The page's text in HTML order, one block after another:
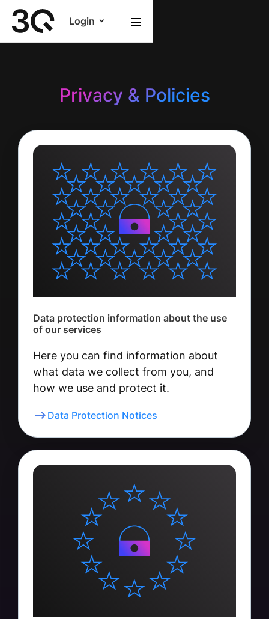
Login
Privacy & Policies
Data protection information about the use
of our services
Here you can find information about
what data we collect from you, and
how we use and protect it.
Data Protection Notices